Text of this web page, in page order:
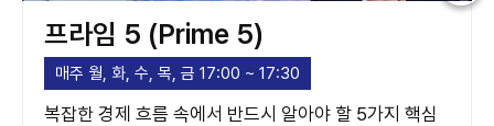
프라임 5 (Prime 5)
매주 월, 화, 수, 목, 금 17:00 ~ 17:30
복잡한 경제 흐름 속에서 반드시 알아야 할 5가지 핵심